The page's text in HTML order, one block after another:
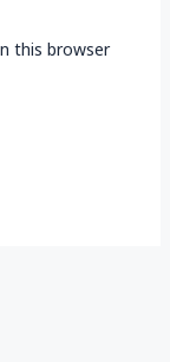
this browser